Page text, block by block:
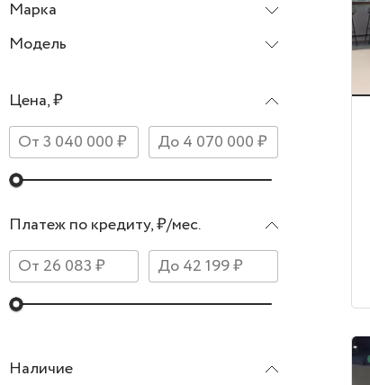
Марка
Модель
Цена, ₽
Платеж по кредиту, ₽/мес.
Наличие